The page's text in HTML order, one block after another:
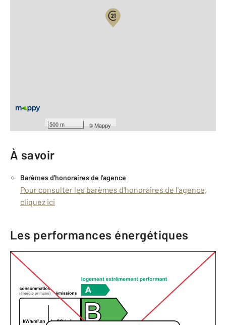
500 m ©Mappy
Général
Façade : 3,47 m
À savoir
Barèmes d'honoraires de l'agence
Pour consulter les barèmes d'honoraires de l'agence,
cliquez ici
Les performances énergétiques